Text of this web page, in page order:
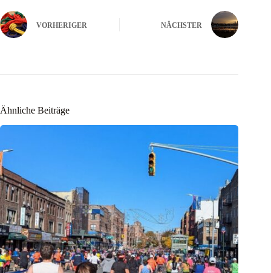
VORHERIGER NÄCHSTER
Ähnliche Beiträge